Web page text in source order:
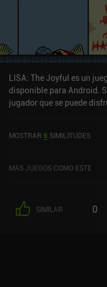
ramificaciones con botín oculto. LISA: The
premium de 4,99 $.
especie de hit-or-miss,
disfrutarán sin duda de
sólida jugabilidad.
LISA: The Joyful es un
disponible para Android.
jugador que se puede
MOSTRAR 6 SIMILITUDES
MÁS JUEGOS COMO ESTE
SIMILAR 0